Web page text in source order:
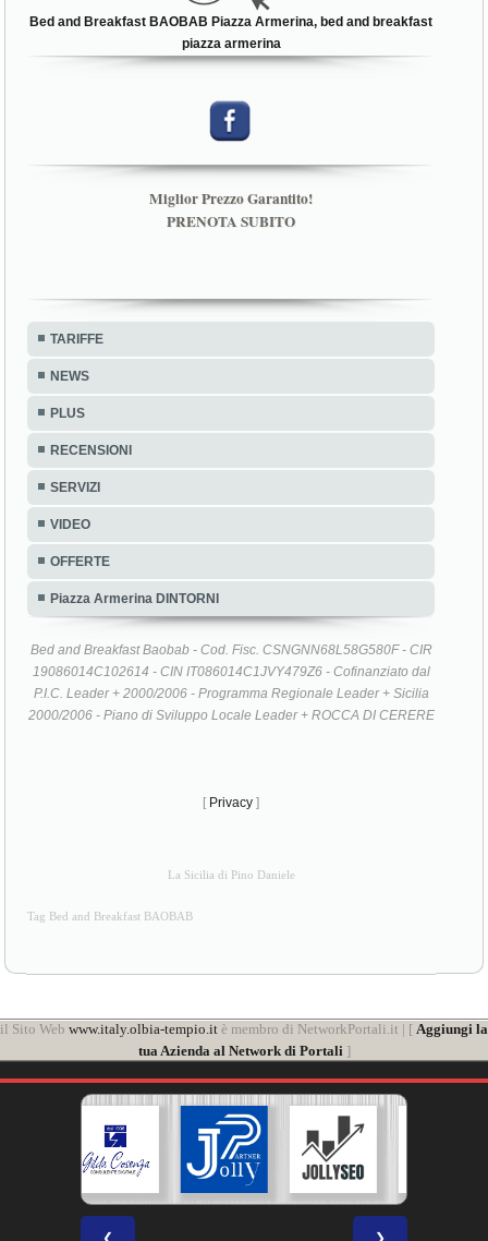
Bed and Breakfast BAOBAB Piazza Armerina, bed and breakfast
piazza armerina
Miglior Prezzo Garantito!
PRENOTA SUBITO
TARIFFE
NEWS
PLUS
RECENSIONI
SERVIZI
VIDEO
OFFERTE
Piazza Armerina DINTORNI
Bed and Breakfast Baobab - Cod. Fisc. CSNGNN68L58G580F - CIR
19086014C102614 - CIN IT086014C1JVY479Z6 - Cofinanziato dal
P.I.C. Leader + 2000/2006 - Programma Regionale Leader + Sicilia
2000/2006 - Piano di Sviluppo Locale Leader + ROCCA DI CERERE
[ Privacy ]
La Sicilia di Pino Daniele
Tag Bed and Breakfast BAOBAB
il Sito Web www.italy.olbia-tempio.it è membro di NetworkPortali.it | [ Aggiungi la
tua Azienda al Network di Portali ]
❮ ❯